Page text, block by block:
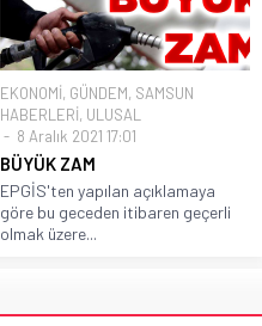
EKONOMİ, GÜNDEM, SAMSUN
HABERLERİ, ULUSAL
8 Aralık 2021 17:01
BÜYÜK ZAM
EPGİS'ten yapılan açıklamaya
göre bu geceden itibaren geçerli
olmak üzere...